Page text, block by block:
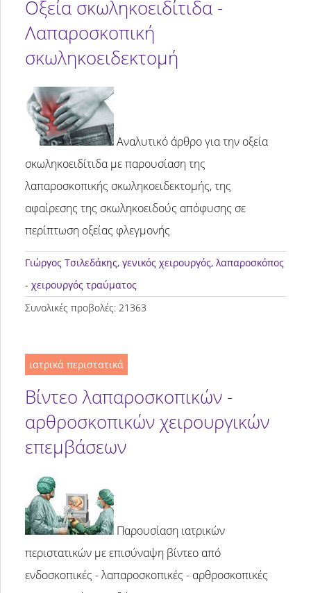
Οξεία σκωληκοειδίτιδα -
Λαπαροσκοπική
σκωληκοειδεκτομή
Αναλυτικό άρθρο για την οξεία
σκωληκοειδίτιδα με παρουσίαση της
λαπαροσκοπικής σκωληκοειδεκτομής, της
αφαίρεσης της σκωληκοειδούς απόφυσης σε
περίπτωση οξείας φλεγμονής
Γιώργος Τσιλεδάκης, γενικός χειρουργός, λαπαροσκόπος
- χειρουργός τραύματος
Συνολικές προβολές: 21363
ιατρικά περιστατικά
Βίντεο λαπαροσκοπικών -
αρθροσκοπικών χειρουργικών
επεμβάσεων
Παρουσίαση ιατρικών
περιστατικών με επισύναψη βίντεο από
ενδοσκοπικές - λαπαροσκοπικές - αρθροσκοπικές